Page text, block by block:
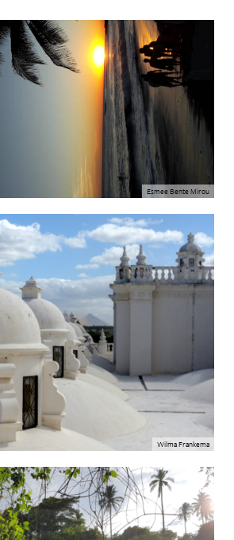
Esmee Bente Mirou
Wilma Frankema